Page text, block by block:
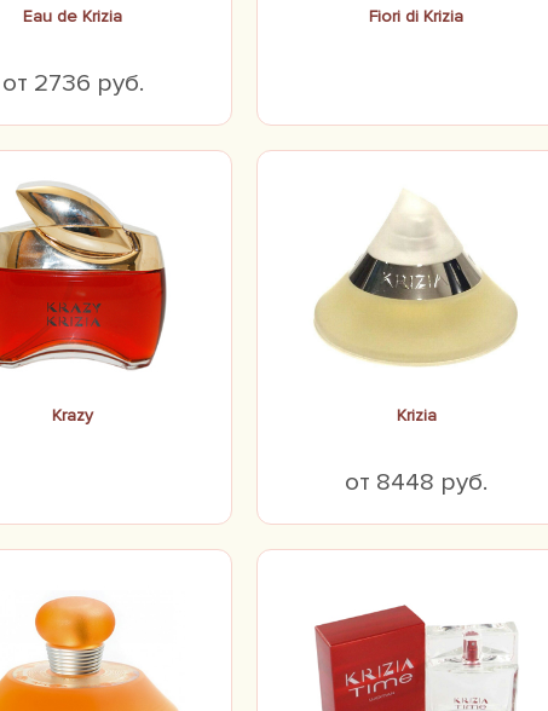
Eau de Krizia
от 2736 руб.
Fiori di Krizia
Krazy Krizia
от 8448 руб.